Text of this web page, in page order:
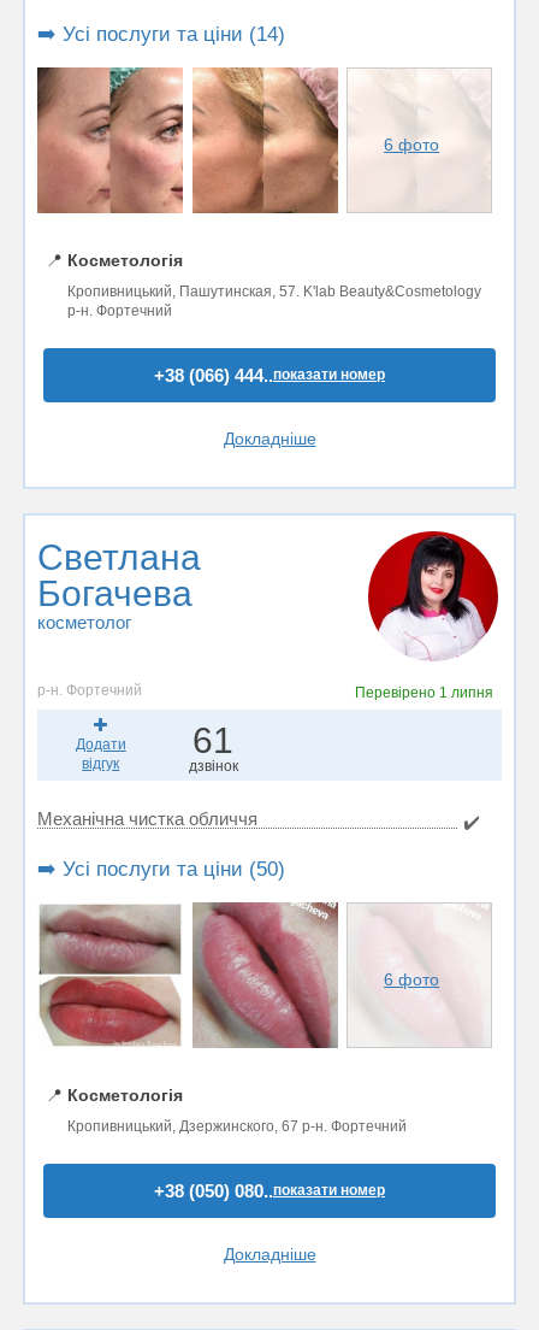
➡️ Усі послуги та ціни (14)
6 фото
📍 Косметологія
Кропивницький, Пашутинская, 57. K'lab Beauty&Cosmetology
р-н. Фортечний
+38 (066) 444..показати номер
Докладніше
Светлана
Богачева
косметолог
р-н. Фортечний Перевірено 1 липня
Додати
відгук
61
дзвінок
Механічна чистка обличчя ✔️
➡️ Усі послуги та ціни (50)
6 фото
📍 Косметологія
Кропивницький, Дзержинского, 67 р-н. Фортечний
+38 (050) 080..показати номер
Докладніше